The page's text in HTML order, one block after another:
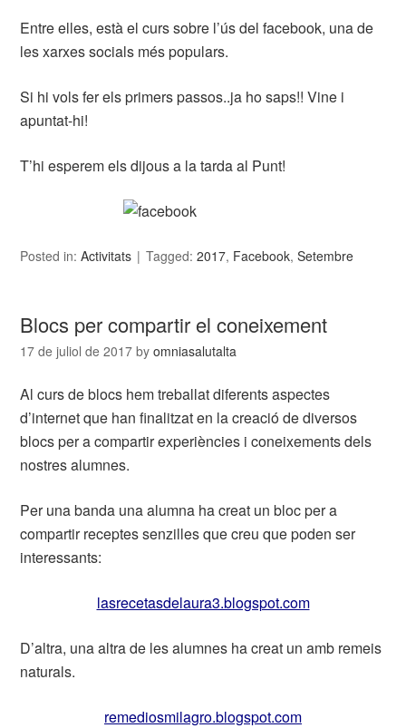
Entre elles, està el curs sobre l’ús del facebook, una de
les xarxes socials més populars.
Si hi vols fer els primers passos..ja ho saps!! Vine i
apuntat-hi!
T’hi esperem els dijous a la tarda al Punt!
Posted in:Activitats Tagged:2017, Facebook,Setembre
Blocs per compartir el coneixement
17 de juliol de 2017 byomniasalutalta
Al curs de blocs hem treballat diferents aspectes
d’internet que han finalitzat en la creació de diversos
blocs per a compartir experiències i coneixements dels
nostres alumnes.
Per una banda una alumna ha creat un bloc per a
compartir receptes senzilles que creu que poden ser
interessants:
lasrecetasdelaura3.blogspot.com
D’altra, una altra de les alumnes ha creat un amb remeis
naturals.
remediosmilagro.blogspot.com